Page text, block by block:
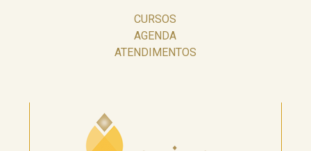
CURSOS
AGENDA
ATENDIMENTOS